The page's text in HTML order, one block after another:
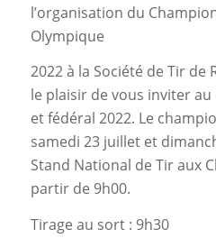
l’organisation du
Olympique
2022 à la Société de Tir de
le plaisir de vous inviter
et fédéral 2022. Le
samedi 23 juillet et
Stand National de Tir aux
partir de 9h00.
Tirage au sort : 9h30